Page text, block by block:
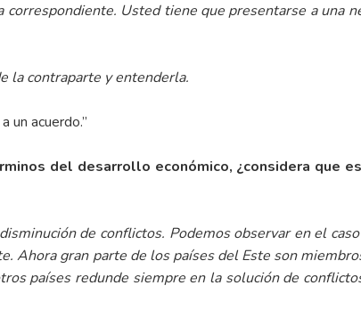
Usted tiene que presentarse a una
la contraparte y entenderla.
un acuerdo.”
del desarrollo económico, ¿considera que
de conflictos. Podemos observar en el
Ahora gran parte de los países del Este son
países redunde siempre en la solución de